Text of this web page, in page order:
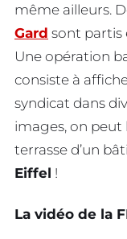
même ailleurs.
Gard sont partis
Une opération
consiste à
syndicat dans
images, on peut
terrasse d’un
Eiffel !
La vidéo de la